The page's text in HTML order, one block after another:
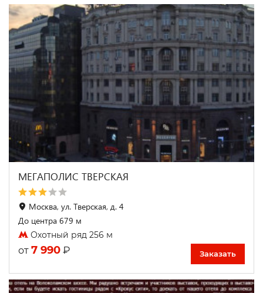
МЕГАПОЛИС ТВЕРСКАЯ
Москва, ул. Тверская, д. 4
До центра 679 м
Охотный ряд 256 м
от 7 990 ₽ Заказать